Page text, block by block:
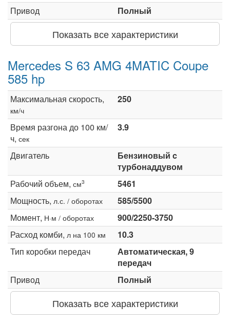
Привод
Полный
Показать все характеристики
Mercedes S 63 AMG 4MATIC Coupe
585 hp
Максимальная скорость,
км/ч
250
Время разгона до 100 км/
ч, сек
3.9
Двигатель
Бензиновый c
турбонаддувом
Рабочий объем, см3
5461
Мощность, л.с. / оборотах
585/5500
Момент, Н·м / оборотах
900/2250-3750
Расход комби, л на 100 км
10.3
Тип коробки передач
Автоматическая, 9
передач
Привод
Полный
Показать все характеристики